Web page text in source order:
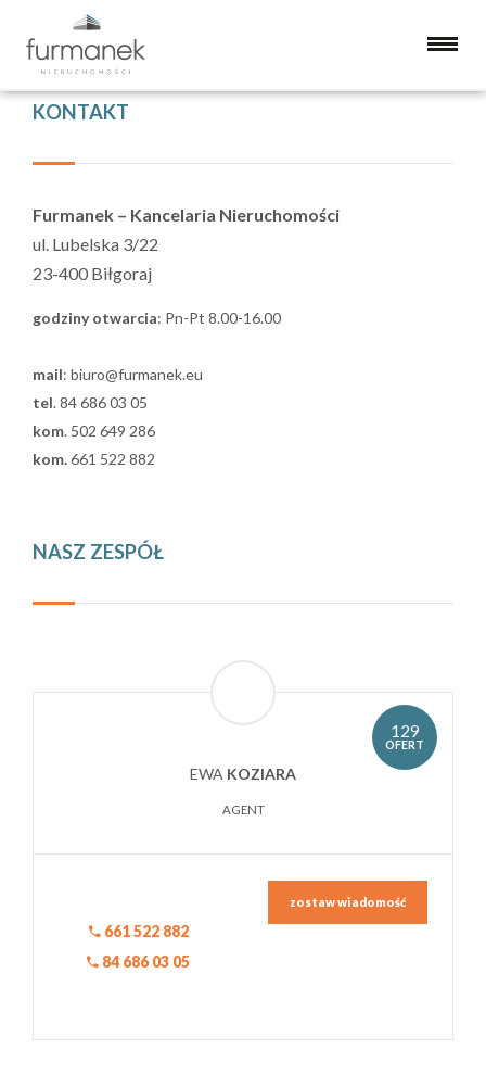
Strona główna
KONTAKT
Furmanek – Kancelaria Nieruchomości
ul. Lubelska 3/22
23-400 Biłgoraj
godziny otwarcia: Pn-Pt 8.00-16.00
mail: biuro@furmanek.eu
tel. 84 686 03 05
kom. 502 649 286
kom.661 522 882
NASZ ZESPÓŁ
129
OFERT
EWA KOZIARA
AGENT
661 522 882
84 686 03 05
zostaw wiadomość